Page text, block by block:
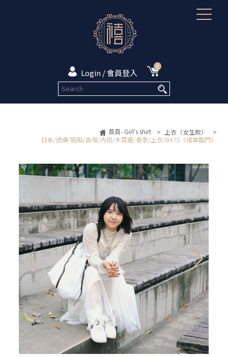
Login / 會員登入
0
首頁- Girl's shirt > 上衣（女生款）
>
日系/透膚/圓點/高領/內搭/木耳邊/春季/上衣/B475《禧事臨門》